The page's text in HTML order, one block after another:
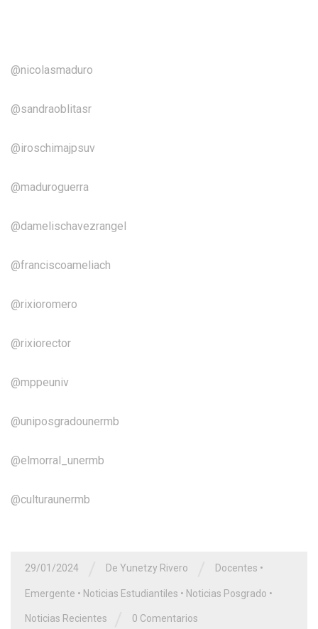
@nicolasmaduro
@sandraoblitasr
@iroschimajpsuv
@maduroguerra
@damelischavezrangel
@franciscoameliach
@rixioromero
@rixiorector
@mppeuniv
@uniposgradounermb
@elmorral_unermb
@culturaunermb
29/01/2024 De Yunetzy Rivero Docentes •
Emergente • Noticias Estudiantiles • Noticias Posgrado •
Noticias Recientes 0 Comentarios